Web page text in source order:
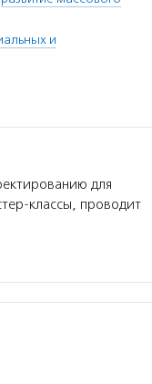
и
для
классы, проводит